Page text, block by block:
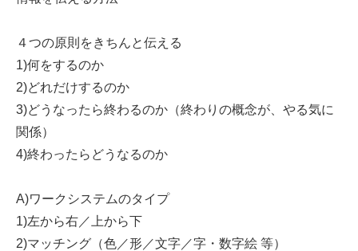
４つの原則をきちんと伝える
1)何をするのか
2)どれだけするのか
3)どうなったら終わるのか（終わりの概念が、やる気に
関係）
4)終わったらどうなるのか
A)ワークシステムのタイプ
1)左から右／上から下
2)マッチング（色／形／文字／字・数字絵 等）